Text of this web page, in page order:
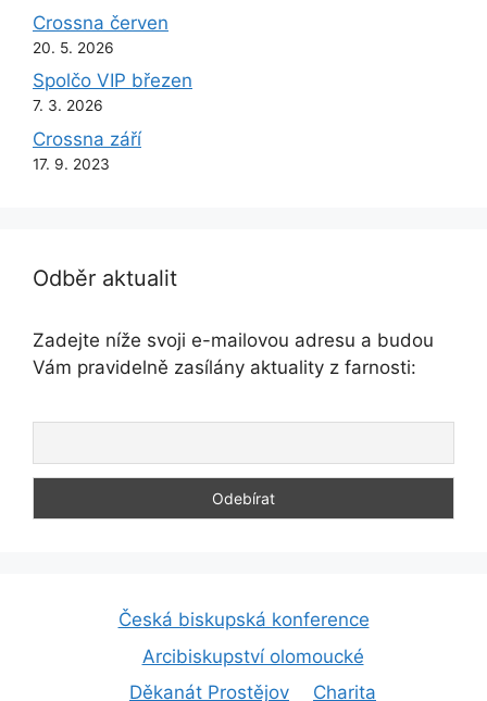
Crossna červen
20. 5. 2026
Spolčo VIP březen
7. 3. 2026
Crossna září
17. 9. 2023
Odběr aktualit
Zadejte níže svoji e-mailovou adresu a budou
Vám pravidelně zasílány aktuality z farnosti:
Česká biskupská konference
Arcibiskupství olomoucké
Děkanát Prostějov
Charita